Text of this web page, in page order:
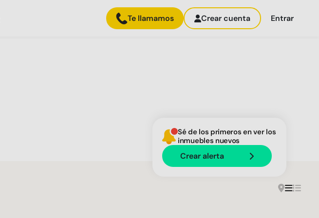
Te llamamos Crear cuenta Entrar
Sé de los primeros en ver los
inmuebles nuevos
Crear alerta